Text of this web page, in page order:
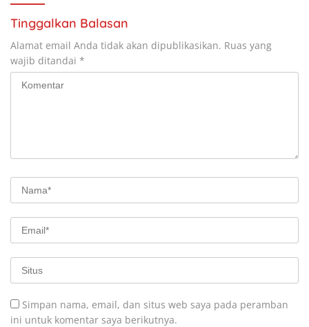
Tinggalkan Balasan
Alamat email Anda tidak akan dipublikasikan. Ruas yang
wajib ditandai *
Simpan nama, email, dan situs web saya pada peramban
ini untuk komentar saya berikutnya.